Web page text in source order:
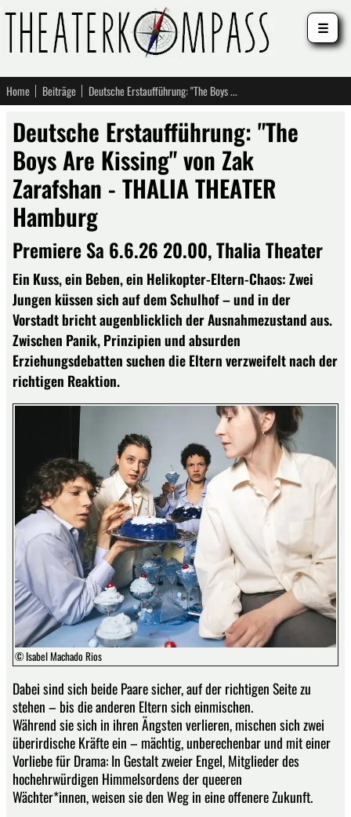
Home Beiträge Deutsche Erstaufführung: "The Boys Are Kissing" von Zak Zarafshan - THALIA THEATER Hamburg
Deutsche Erstaufführung: "The
Boys Are Kissing" von Zak
Zarafshan - THALIA THEATER
Hamburg
Premiere Sa 6.6.26 20.00, Thalia Theater
Ein Kuss, ein Beben, ein Helikopter-Eltern-Chaos: Zwei
Jungen küssen sich auf dem Schulhof – und in der
Vorstadt bricht augenblicklich der Ausnahmezustand aus.
Zwischen Panik, Prinzipien und absurden
Erziehungsdebatten suchen die Eltern verzweifelt nach der
richtigen Reaktion.
© Isabel Machado Rios
Dabei sind sich beide Paare sicher, auf der richtigen Seite zu
stehen – bis die anderen Eltern sich einmischen.
Während sie sich in ihren Ängsten verlieren, mischen sich zwei
überirdische Kräfte ein – mächtig, unberechenbar und mit einer
Vorliebe für Drama: In Gestalt zweier Engel, Mitglieder des
hochehrwürdigen Himmelsordens der queeren
Wächter*innen, weisen sie den Weg in eine offenere Zukunft.
☰